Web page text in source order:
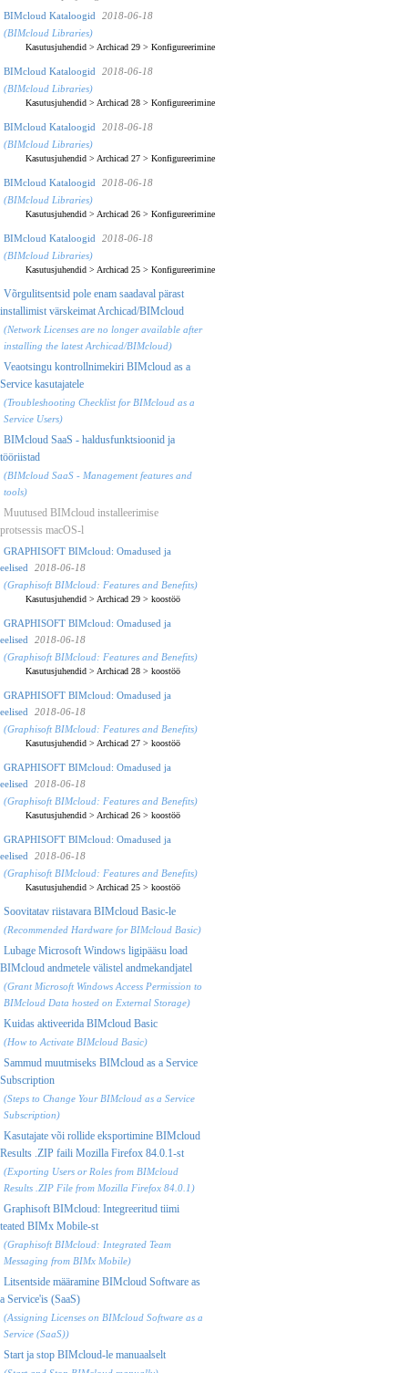
BIMcloud Kataloogid
2018-06-18
(BIMcloud Libraries)
Kasutusjuhendid > Archicad 29 > Konfigureerimine
BIMcloud Kataloogid
2018-06-18
(BIMcloud Libraries)
Kasutusjuhendid > Archicad 28 > Konfigureerimine
BIMcloud Kataloogid
2018-06-18
(BIMcloud Libraries)
Kasutusjuhendid > Archicad 27 > Konfigureerimine
BIMcloud Kataloogid
2018-06-18
(BIMcloud Libraries)
Kasutusjuhendid > Archicad 26 > Konfigureerimine
BIMcloud Kataloogid
2018-06-18
(BIMcloud Libraries)
Kasutusjuhendid > Archicad 25 > Konfigureerimine
Võrgulitsentsid pole enam saadaval pärast
installimist värskeimat Archicad/BIMcloud
(Network Licenses are no longer available after
installing the latest Archicad/BIMcloud)
Veaotsingu kontrollnimekiri BIMcloud as a
Service kasutajatele
(Troubleshooting Checklist for BIMcloud as a
Service Users)
BIMcloud SaaS - haldusfunktsioonid ja
tööriistad
(BIMcloud SaaS - Management features and
tools)
Muutused BIMcloud installeerimise
protsessis macOS-l
GRAPHISOFT BIMcloud: Omadused ja
eelised
2018-06-18
(Graphisoft BIMcloud: Features and Benefits)
Kasutusjuhendid > Archicad 29 > koostöö
GRAPHISOFT BIMcloud: Omadused ja
eelised
2018-06-18
(Graphisoft BIMcloud: Features and Benefits)
Kasutusjuhendid > Archicad 28 > koostöö
GRAPHISOFT BIMcloud: Omadused ja
eelised
2018-06-18
(Graphisoft BIMcloud: Features and Benefits)
Kasutusjuhendid > Archicad 27 > koostöö
GRAPHISOFT BIMcloud: Omadused ja
eelised
2018-06-18
(Graphisoft BIMcloud: Features and Benefits)
Kasutusjuhendid > Archicad 26 > koostöö
GRAPHISOFT BIMcloud: Omadused ja
eelised
2018-06-18
(Graphisoft BIMcloud: Features and Benefits)
Kasutusjuhendid > Archicad 25 > koostöö
Soovitatav riistavara BIMcloud Basic-le
(Recommended Hardware for BIMcloud Basic)
Lubage Microsoft Windows ligipääsu load
BIMcloud andmetele välistel andmekandjatel
(Grant Microsoft Windows Access Permission to
BIMcloud Data hosted on External Storage)
Kuidas aktiveerida BIMcloud Basic
(How to Activate BIMcloud Basic)
Sammud muutmiseks BIMcloud as a Service
Subscription
(Steps to Change Your BIMcloud as a Service
Subscription)
Kasutajate või rollide eksportimine BIMcloud
Results .ZIP faili Mozilla Firefox 84.0.1-st
(Exporting Users or Roles from BIMcloud
Results .ZIP File from Mozilla Firefox 84.0.1)
Graphisoft BIMcloud: Integreeritud tiimi
teated BIMx Mobile-st
(Graphisoft BIMcloud: Integrated Team
Messaging from BIMx Mobile)
Litsentside määramine BIMcloud Software as
a Service'is (SaaS)
(Assigning Licenses on BIMcloud Software as a
Service (SaaS))
Start ja stop BIMcloud-le manuaalselt